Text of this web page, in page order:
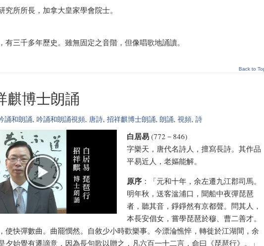
所所長，加拿大皇家學會院士。
三千多年歷史。雖無固定之音階，但像唱歌地誦讀。
Back to
麒博士朗誦
誦和朗誦, 吟誦和朗誦視頻, 唐詩, 招祥麒博士朗誦, 朗誦, 視頻, 詩
白居易 (772－846)
字樂天，唐代名詩人，擅寫長詩。其作品
平易近人，老嫗能解。
原序 ：「元和十年，余左遷九江郡司馬。
明年秋，送客湓浦口，聞船中夜彈琵琶
者，聽其音，錚錚然有京都聲。問其人，
本長安倡女，嘗學琵琶於穆、曹二善才。
使快彈數曲。曲罷憫然。自敘少小時歡樂事。今漂淪憔悴，轉徙於江湖間，余
始覺有遷謫意，因為長句歌以贈之，凡六百一十二言，命曰《琵琶行》。」